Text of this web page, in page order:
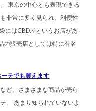
東京の中心とも表現できる
非常に多く見られ、利便性
にはCBD屋というお店があ
の販売店としては特に有名
テでも買えます
ど、さまざまな商品が売ら
。 あまり知られていないよ